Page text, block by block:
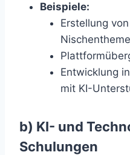
Beispiele:
Erstellung
Entwicklung
mit KI-
b) KI- und
Schulungen